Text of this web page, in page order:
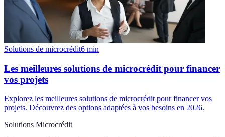
Solutions de microcrédit6 min
Les meilleures solutions de microcrédit pour financer
vos projets
Explorez les meilleures solutions de microcrédit pour financer vos
projets. Découvrez des options adaptées à vos besoins en 2026.
Solutions Microcrédit